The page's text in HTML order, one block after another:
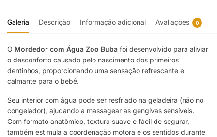
Galeria Descrição Informação adicional Avaliações 0
O Mordedor com Água Zoo Buba foi desenvolvido para aliviar
o desconforto causado pelo nascimento dos primeiros
dentinhos, proporcionando uma sensação refrescante e
calmante para o bebê.
Seu interior com água pode ser resfriado na geladeira (não no
congelador), ajudando a massagear as gengivas sensíveis.
Com formato anatômico, textura suave e fácil de segurar,
também estimula a coordenação motora e os sentidos durante